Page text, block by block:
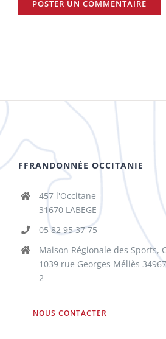
FFRANDONNÉE OCCITANIE
457 l'Occitane
31670 LABEGE
05 82 95 37 75
Maison Régionale des Sports,
1039 rue Georges Méliès
2
NOUS CONTACTER